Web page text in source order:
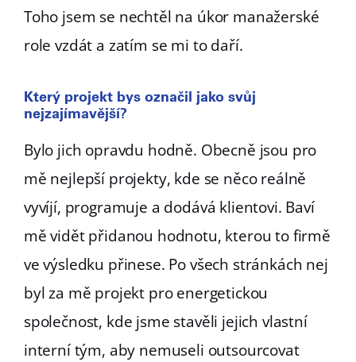
Toho jsem se nechtěl na úkor manažerské
role vzdát a zatím se mi to daří.
Který projekt bys označil jako svůj
nejzajímavější?
Bylo jich opravdu hodně. Obecně jsou pro
mě nejlepší projekty, kde se něco reálně
vyvíjí, programuje a dodává klientovi. Baví
mě vidět přidanou hodnotu, kterou to firmě
ve výsledku přinese. Po všech stránkách nej
byl za mě projekt pro energetickou
společnost, kde jsme stavěli jejich vlastní
interní tým, aby nemuseli outsourcovat